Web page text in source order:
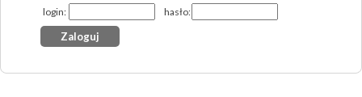
login: hasło: